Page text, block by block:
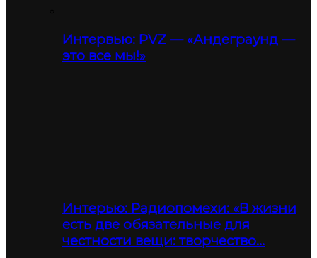
Интервью: PVZ — «Андеграунд —
это все мы!»
Интерью: Радиопомехи: «В жизни
есть две обязательные для
честности вещи: творчество…